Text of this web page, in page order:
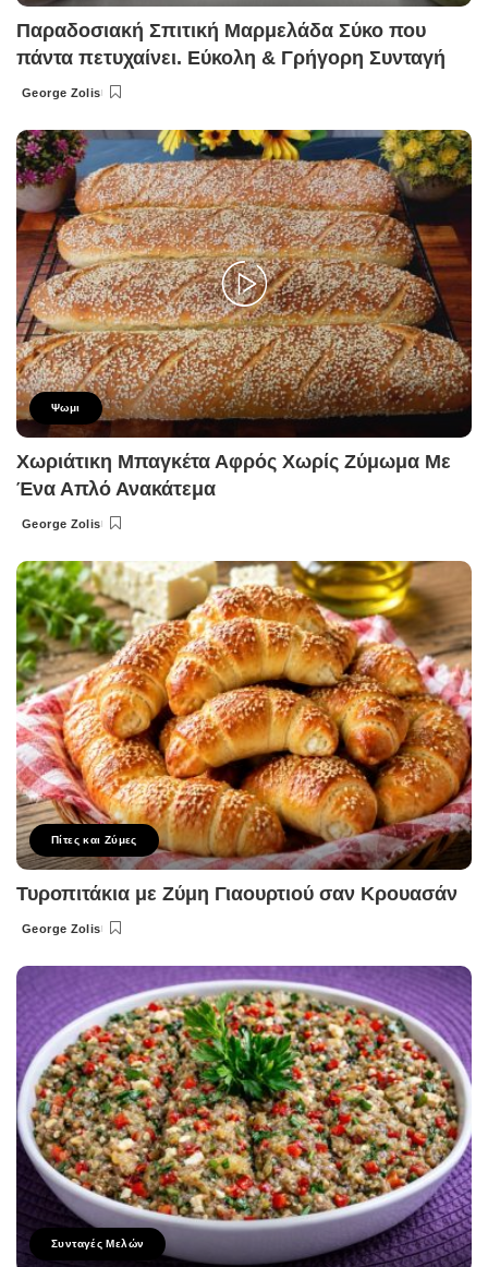
Παραδοσιακή Σπιτική Μαρμελάδα Σύκο που
πάντα πετυχαίνει. Εύκολη & Γρήγορη Συνταγή
Posted
George Zolis
Ψωμι
Χωριάτικη Μπαγκέτα Αφρός Χωρίς Ζύμωμα Με
Ένα Απλό Ανακάτεμα
Posted
George Zolis
Πίτες και Ζύμες
Τυροπιτάκια με Ζύμη Γιαουρτιού σαν Κρουασάν
Posted
George Zolis
Συνταγές Μελών